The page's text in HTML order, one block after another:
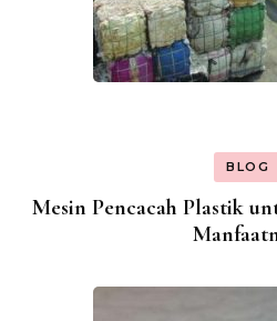
BLOG
Mesin Pencacah Plastik